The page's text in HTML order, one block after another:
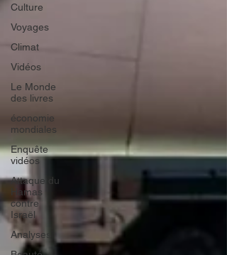
Culture
Voyages
Climat
Vidéos
Le Monde
des livres
économie
mondiales
Enquête
vidéos
Attaque du
Hamas
contre
Israël
Analyses